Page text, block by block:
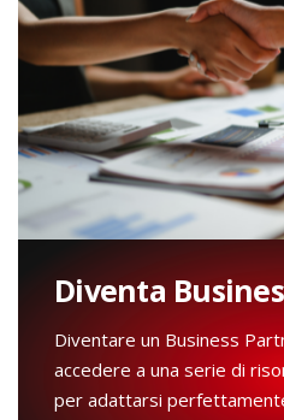
Diventa
Diventare un Business
accedere a una serie di
per adattarsi